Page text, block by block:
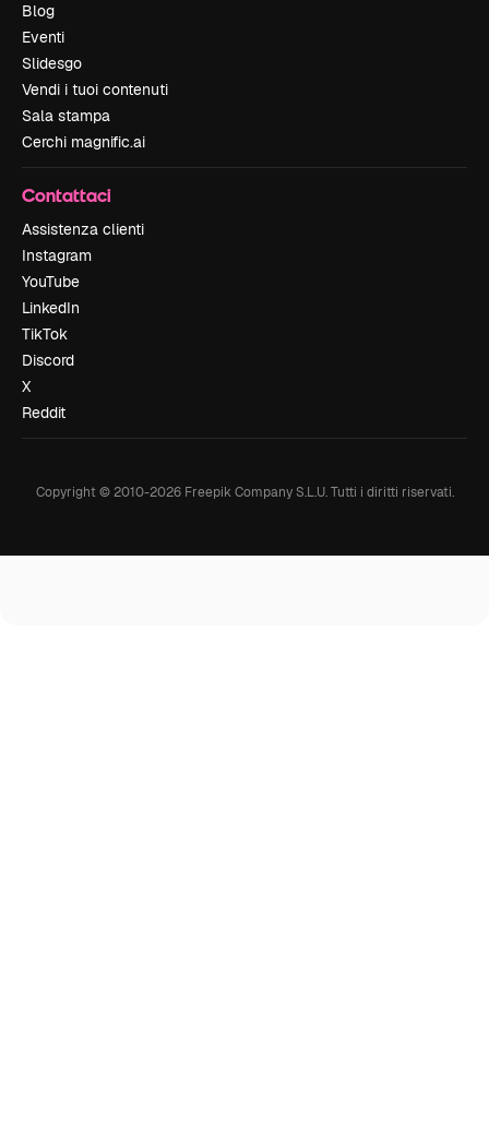
Blog
Eventi
Slidesgo
Vendi i tuoi contenuti
Sala stampa
Cerchi magnific.ai
Contattaci
Assistenza clienti
Instagram
YouTube
LinkedIn
TikTok
Discord
X
Reddit
Copyright © 2010-2026Freepik Company S.L.U. Tutti i diritti riservati.